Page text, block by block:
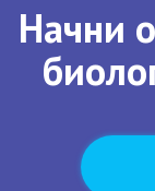
Начни